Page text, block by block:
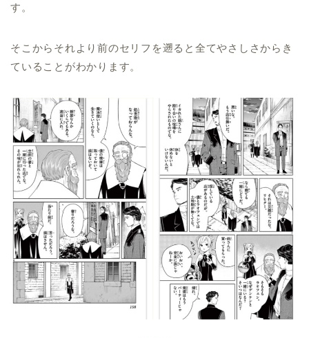
す。
そこからそれより前のセリフを遡ると全てやさしさからき
ていることがわかります。